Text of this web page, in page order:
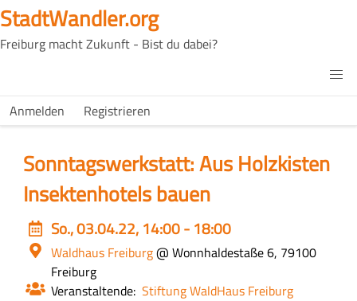
Direkt
zum
Inhalt
StadtWandler.org
Freiburg macht Zukunft - Bist du dabei?
Main
H4C
USER
Anmelden Registrieren
Sonntagswerkstatt: Aus Holzkisten
Insektenhotels bauen
Event
date
So., 03.04.22, 14:00 - 18:00
Ort
Waldhaus Freiburg@ Wonnhaldestaße 6, 79100
Freiburg
Veranstaltende Stiftung WaldHaus Freiburg